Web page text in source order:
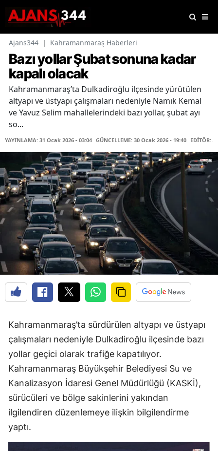
Ajans344 | Kahramanmaraş Haberleri
Bazı yollar Şubat sonuna kadar
kapalı olacak
Kahramanmaraş’ta Dulkadiroğlu ilçesinde yürütülen
altyapı ve üstyapı çalışmaları nedeniyle Namık Kemal
ve Yavuz Selim mahallelerindeki bazı yollar, şubat ayı
so...
YAYINLAMA: 31 Ocak 2026 - 03:04 GÜNCELLEME: 30 Ocak 2026 - 19:40 EDİTÖR:
Kahramanmaraş’ta sürdürülen altyapı ve üstyapı
çalışmaları nedeniyle Dulkadiroğlu ilçesinde bazı
yollar geçici olarak trafiğe kapatılıyor.
Kahramanmaraş Büyükşehir Belediyesi Su ve
Kanalizasyon İdaresi Genel Müdürlüğü (KASKİ),
sürücüleri ve bölge sakinlerini yakından
ilgilendiren düzenlemeye ilişkin bilgilendirme
yaptı.